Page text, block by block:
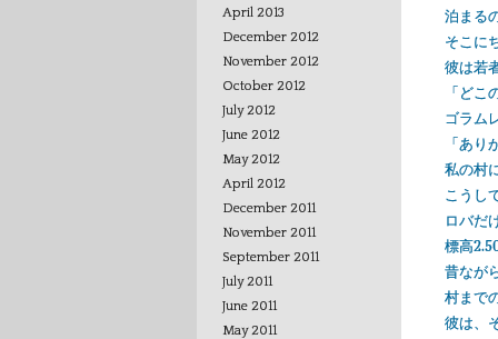
April 2013
December 2012
November 2012
October 2012
July 2012
June 2012
May 2012
April 2012
December 2011
November 2011
September 2011
July 2011
June 2011
May 2011
泊まる
そこに
彼は若
「ど
ゴラム
「あ
私の村
こうし
ロバだ
標高
昔なが
村まで
彼は、